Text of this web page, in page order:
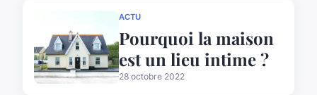
ACTU
Pourquoi la maison
est un lieu intime ?
28 octobre 2022